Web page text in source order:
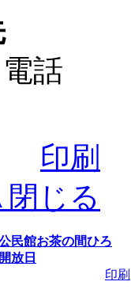
話
印刷
じる
民館お茶の間ひろ
放日
印刷